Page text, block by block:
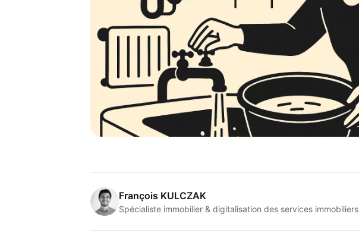
François KULCZAK
Spécialiste immobilier & digitalisation des services immobiliers